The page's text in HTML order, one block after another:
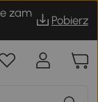
zam
Pobierz